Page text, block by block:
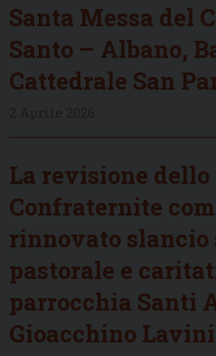
Santa Messa del
Santo – Albano,
Cattedrale San
La revisione
Confraternite
rinnovato
pastorale e
parrocchia Santi
Gioacchino